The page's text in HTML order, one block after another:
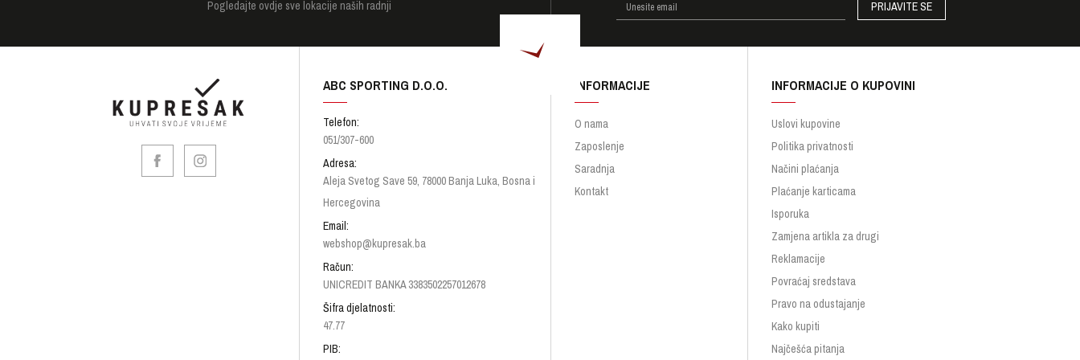
Pogledajte ovdje sve lokacije naših radnji PRIJAVITE SE
ABC SPORTING D.O.O.
Telefon:
051/307-600
Adresa:
Aleja Svetog Save 59, 78000 Banja Luka, Bosna i
Hercegovina
Email:
webshop@kupresak.ba
Račun:
UNICREDIT BANKA 3383502257012678
Šifra djelatnosti:
47.77
PIB:
INFORMACIJE
O nama
Zaposlenje
Saradnja
Kontakt
INFORMACIJE O KUPOVINI
Uslovi kupovine
Politika privatnosti
Načini plaćanja
Plaćanje karticama
Isporuka
Zamjena artikla za drugi
Reklamacije
Povraćaj sredstava
Pravo na odustajanje
Kako kupiti
Najčešća pitanja